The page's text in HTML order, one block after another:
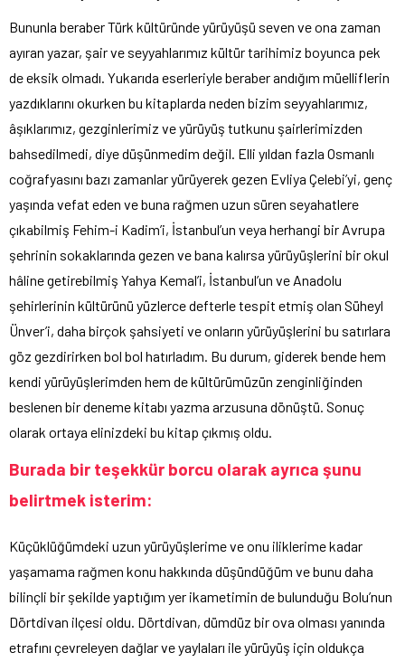
Bununla beraber Türk kültüründe yürüyüşü seven ve ona zaman
ayıran yazar, şair ve seyyahlarımız kültür tarihimiz boyunca pek
de eksik olmadı. Yukarıda eserleriyle beraber andığım müelliflerin
yazdıklarını okurken bu kitaplarda neden bizim seyyahlarımız,
âşıklarımız, gezginlerimiz ve yürüyüş tutkunu şairlerimizden
bahsedilmedi, diye düşünmedim değil. Elli yıldan fazla Osmanlı
coğrafyasını bazı zamanlar yürüyerek gezen Evliya Çelebi’yi, genç
yaşında vefat eden ve buna rağmen uzun süren seyahatlere
çıkabilmiş Fehim-i Kadim’i, İstanbul’un veya herhangi bir Avrupa
şehrinin sokaklarında gezen ve bana kalırsa yürüyüşlerini bir okul
hâline getirebilmiş Yahya Kemal’i, İstanbul’un ve Anadolu
şehirlerinin kültürünü yüzlerce defterle tespit etmiş olan Süheyl
Ünver’i, daha birçok şahsiyeti ve onların yürüyüşlerini bu satırlara
göz gezdirirken bol bol hatırladım. Bu durum, giderek bende hem
kendi yürüyüşlerimden hem de kültürümüzün zenginliğinden
beslenen bir deneme kitabı yazma arzusuna dönüştü. Sonuç
olarak ortaya elinizdeki bu kitap çıkmış oldu.
Burada bir teşekkür borcu olarak ayrıca şunu
belirtmek isterim:
Küçüklüğümdeki uzun yürüyüşlerime ve onu iliklerime kadar
yaşamama rağmen konu hakkında düşündüğüm ve bunu daha
bilinçli bir şekilde yaptığım yer ikametimin de bulunduğu Bolu’nun
Dörtdivan ilçesi oldu. Dörtdivan, dümdüz bir ova olması yanında
etrafını çevreleyen dağlar ve yaylaları ile yürüyüş için oldukça